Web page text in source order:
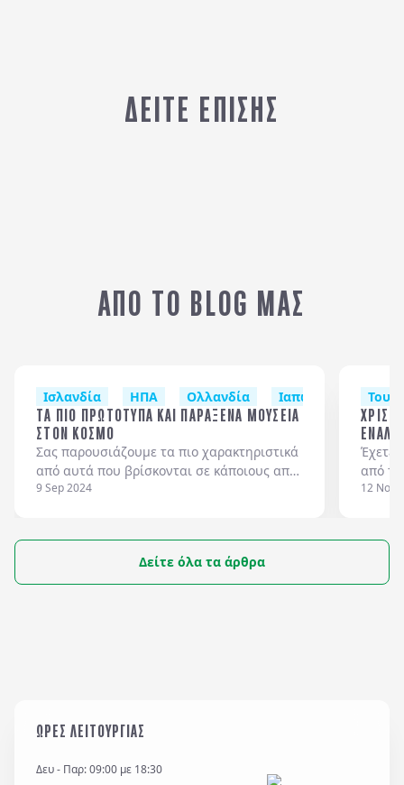
ΔΕΙΤΕ ΕΠΙΣΗΣ
ΑΠΟ ΤΟ BLOG ΜΑΣ
Ισλανδία ΗΠΑ Ολλανδία Ιαπωνία
ΤΑ ΠΙΟ ΠΡΩΤΟΤΥΠΑ ΚΑΙ ΠΑΡΑΞΕΝΑ ΜΟΥΣΕΙΑ
ΣΤΟΝ ΚΟΣΜΟ
Σας παρουσιάζουμε τα πιο χαρακτηριστικά
από αυτά που βρίσκονται σε κάποιους από
τους πιο δημοφιλείς τουριστικούς
9 Sep 2024
Έχετε
από
12 Nov
Δείτε όλα τα άρθρα
ΩΡΕΣ ΛΕΙΤΟΥΡΓΙΑΣ
Δευ - Παρ: 09:00 με 18:30